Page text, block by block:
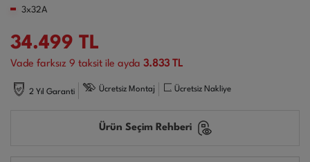
3x32A
34.499 TL
Vade farksız 9 taksit ile ayda 3.833 TL
2 Yıl Garanti Ücretsiz Montaj Ücretsiz Nakliye
Ürün Seçim Rehberi